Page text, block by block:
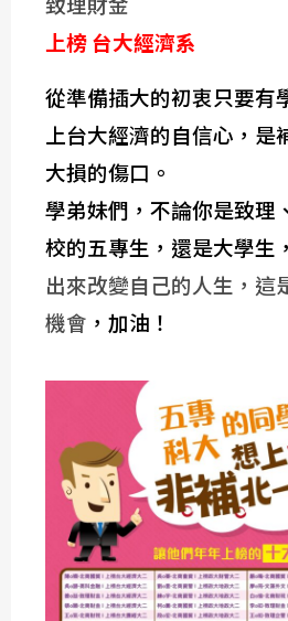
上榜 台大經濟系
從準備插大的初衷只要有
上台大經濟的自信心，
大損的傷口。
學弟妹們，不論你是致理
校的五專生，還是大學生
出來改變自己的人生，這
機會 ，加油！